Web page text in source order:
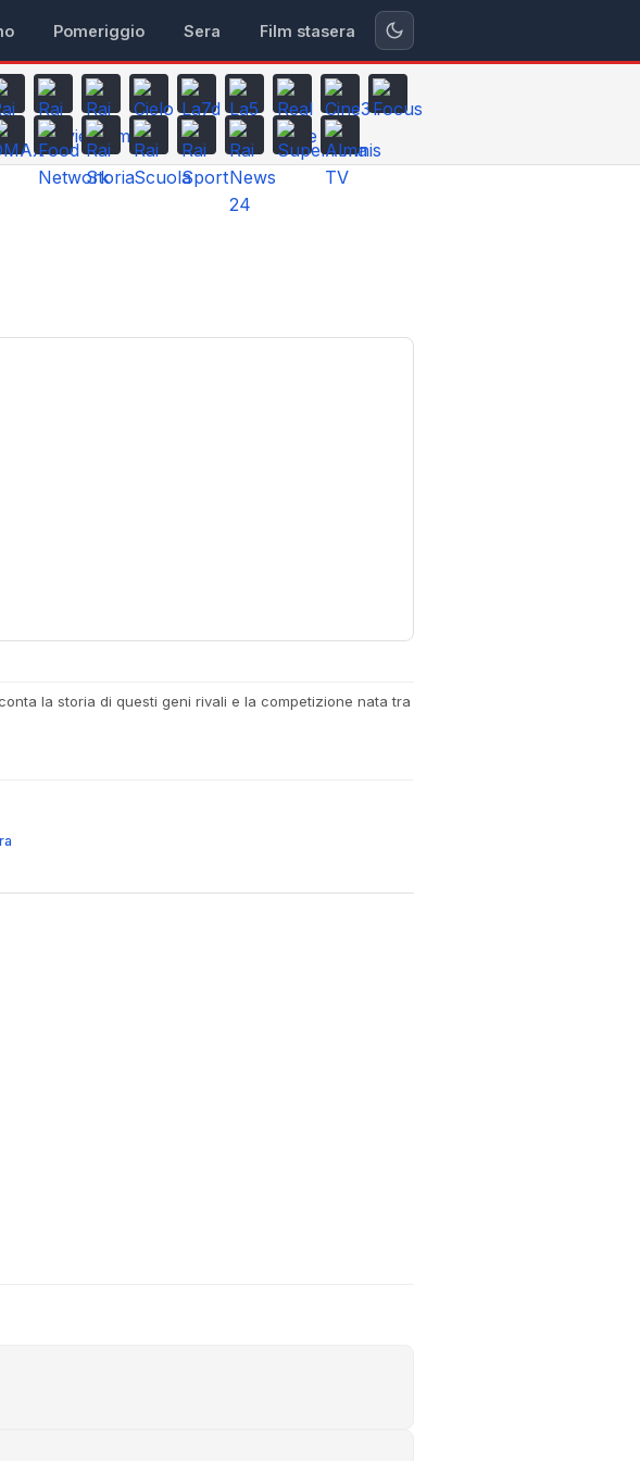
Pomeriggio Sera Film stasera
la storia di questi geni rivali e la competizione nata tra